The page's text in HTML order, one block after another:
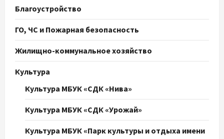
Благоустройство
ГО, ЧС и Пожарная безопасность
Жилищно-коммунальное хозяйство
Культура
Культура МБУК «СДК «Нива»
Культура МБУК «СДК «Урожай»
Культура МБУК «Парк культуры и отдыха имени